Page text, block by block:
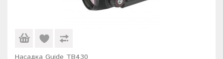
Насадка Guide TB430